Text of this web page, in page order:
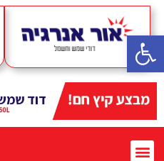
פתח סרגל נגישות